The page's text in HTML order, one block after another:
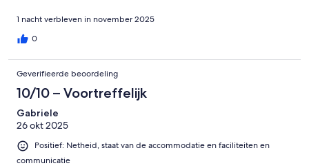
1 nacht verbleven in november 2025
0
Geverifieerde beoordeling
10/10 – Voortreffelijk
Gabriele
26 okt 2025
Positief: Netheid, staat van de accommodatie en faciliteiten en
communicatie